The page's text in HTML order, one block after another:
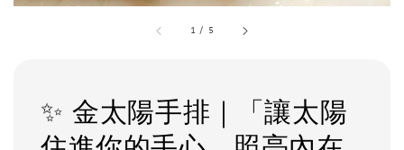
1 / 5
✨ 金太陽手排｜「讓太陽